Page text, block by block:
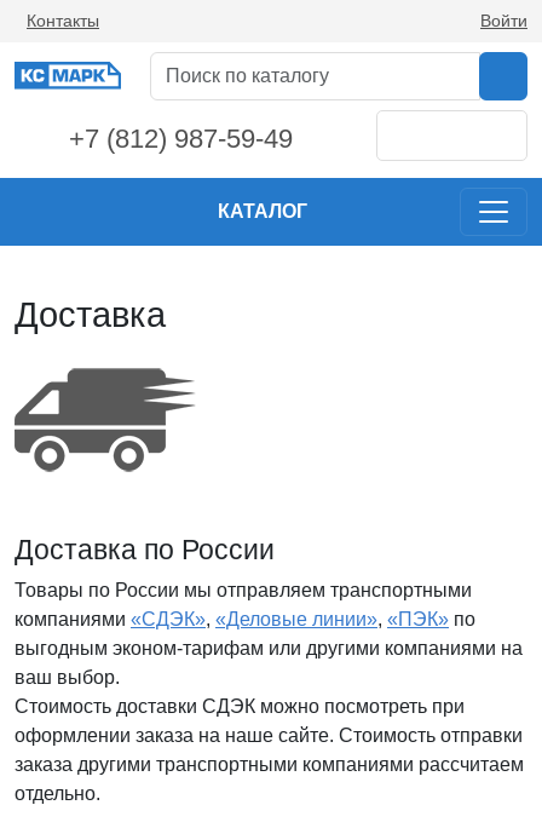
Контакты Войти
+7 (812) 987-59-49
КАТАЛОГ
Доставка
Доставка по России
Товары по России мы отправляем транспортными
компаниями «СДЭК», «Деловые линии», «ПЭК» по
выгодным эконом-тарифам или другими компаниями на
ваш выбор.
Стоимость доставки СДЭК можно посмотреть при
оформлении заказа на наше сайте. Стоимость отправки
заказа другими транспортными компаниями рассчитаем
отдельно.